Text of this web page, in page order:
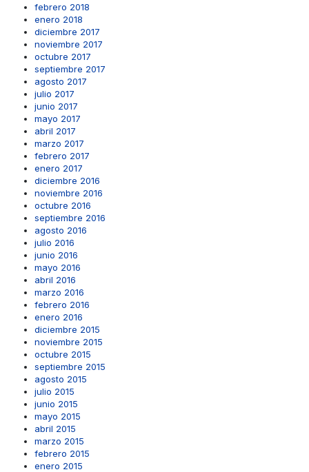
febrero 2018
enero 2018
diciembre 2017
noviembre 2017
octubre 2017
septiembre 2017
agosto 2017
julio 2017
junio 2017
mayo 2017
abril 2017
marzo 2017
febrero 2017
enero 2017
diciembre 2016
noviembre 2016
octubre 2016
septiembre 2016
agosto 2016
julio 2016
junio 2016
mayo 2016
abril 2016
marzo 2016
febrero 2016
enero 2016
diciembre 2015
noviembre 2015
octubre 2015
septiembre 2015
agosto 2015
julio 2015
junio 2015
mayo 2015
abril 2015
marzo 2015
febrero 2015
enero 2015